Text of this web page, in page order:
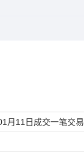
月11日成交一笔交易